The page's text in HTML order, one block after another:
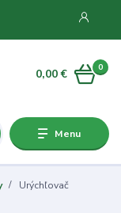
Menu
0
0,00 €
Urýchľovač